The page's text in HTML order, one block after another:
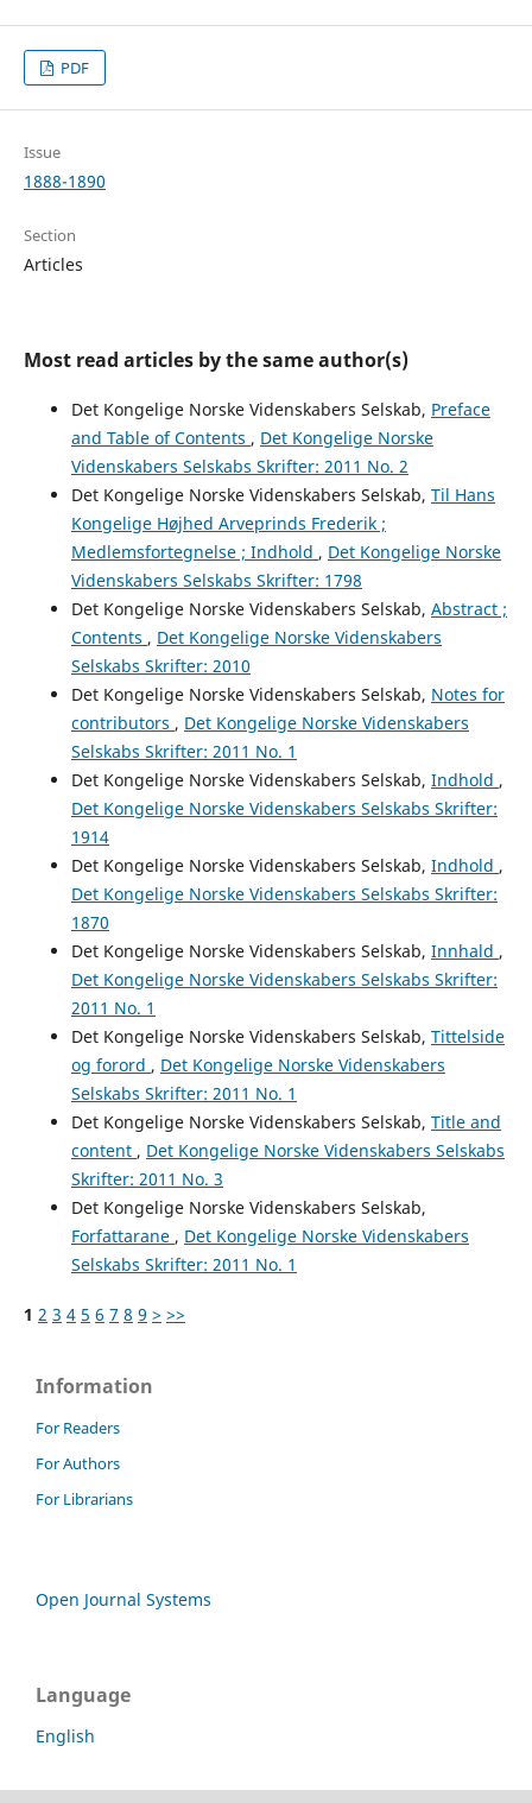
PDF
Issue
1888-1890
Section
Articles
Most read articles by the same author(s)
Det Kongelige Norske Videnskabers Selskab, Preface
and Table of Contents , Det Kongelige Norske
Videnskabers Selskabs Skrifter: 2011 No. 2
Det Kongelige Norske Videnskabers Selskab, Til Hans
Kongelige Højhed Arveprinds Frederik ;
Medlemsfortegnelse ; Indhold , Det Kongelige Norske
Videnskabers Selskabs Skrifter: 1798
Det Kongelige Norske Videnskabers Selskab, Abstract ;
Contents , Det Kongelige Norske Videnskabers
Selskabs Skrifter: 2010
Det Kongelige Norske Videnskabers Selskab, Notes for
contributors , Det Kongelige Norske Videnskabers
Selskabs Skrifter: 2011 No. 1
Det Kongelige Norske Videnskabers Selskab, Indhold ,
Det Kongelige Norske Videnskabers Selskabs Skrifter:
1914
Det Kongelige Norske Videnskabers Selskab, Indhold ,
Det Kongelige Norske Videnskabers Selskabs Skrifter:
1870
Det Kongelige Norske Videnskabers Selskab, Innhald ,
Det Kongelige Norske Videnskabers Selskabs Skrifter:
2011 No. 1
Det Kongelige Norske Videnskabers Selskab, Tittelside
og forord , Det Kongelige Norske Videnskabers
Selskabs Skrifter: 2011 No. 1
Det Kongelige Norske Videnskabers Selskab, Title and
content , Det Kongelige Norske Videnskabers Selskabs
Skrifter: 2011 No. 3
Det Kongelige Norske Videnskabers Selskab,
Forfattarane , Det Kongelige Norske Videnskabers
Selskabs Skrifter: 2011 No. 1
1 2 3 4 5 6 7 8 9 > >>
Information
For Readers
For Authors
For Librarians
Open Journal Systems
Language
English